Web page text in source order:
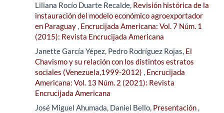
Liliana Rocío Duarte Recalde, Revisión histórica de la
instauración del modelo económico agroexportador
en Paraguay, Encrucijada Americana: Vol. 7 Núm. 1
(2015): Revista Encrucijada Americana
Janette García Yépez, Pedro Rodríguez Rojas, El
Chavismo y su relación con los distintos estratos
sociales (Venezuela,1999-2012) , Encrucijada
Americana: Vol. 13 Núm. 2 (2021): Revista
Encrucijada Americana
José Miguel Ahumada, Daniel Bello, Presentación,